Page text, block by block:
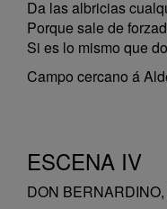
Da las albricias
Porque sale de
Si es lo mismo que
Campo cercano á
ESCENA IV
DON